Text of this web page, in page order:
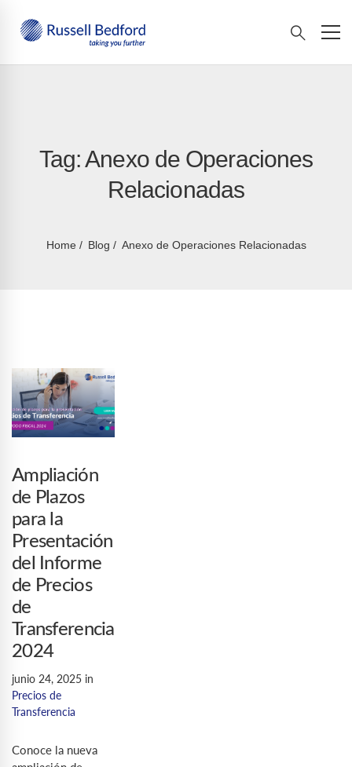
Tag: Anexo de Operaciones
Relacionadas
Home Blog Anexo de Operaciones Relacionadas
Ampliación
de Plazos
para la
Presentación
del Informe
de Precios
de
Transferencia
2024
junio 24, 2025 in
Precios de
Transferencia
Conoce la nueva